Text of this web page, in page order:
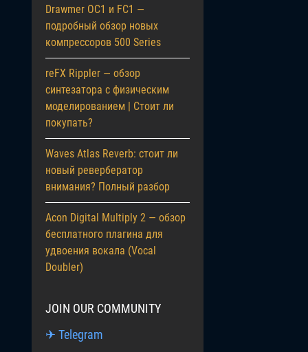
Drawmer OC1 и FC1 —
подробный обзор новых
компрессоров 500 Series
reFX Rippler — обзор
синтезатора с физическим
моделированием | Стоит ли
покупать?
Waves Atlas Reverb: стоит ли
новый ревербератор
внимания? Полный разбор
Acon Digital Multiply 2 — обзор
бесплатного плагина для
удвоения вокала (Vocal
Doubler)
JOIN OUR COMMUNITY
✈ Telegram